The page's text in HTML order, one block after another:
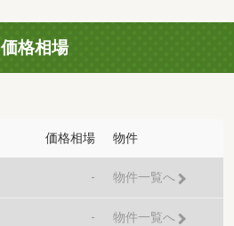
価格相場
価格相場 物件
- 物件一覧へ
- 物件一覧へ